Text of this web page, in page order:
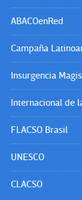
ABACOenRed
Campaña
Insurgencia
Internacional de
FLACSO Brasil
UNESCO
CLACSO